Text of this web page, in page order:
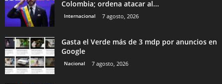
Colombia; ordena atacar al...
Internacional 7 agosto, 2026
Gasta el Verde más de 3 mdp por anuncios en
Google
Nacional 7 agosto, 2026